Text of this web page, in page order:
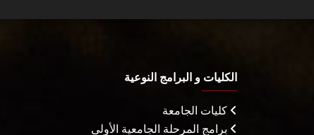
الكليات و البرامج النوعية
كليات الجامعة
برامج المرحلة الجامعية الأولى